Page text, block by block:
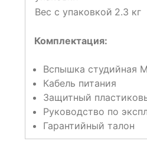
Вес с упаковкой 2.3 кг
Комплектация:
Вспышка студийная
Кабель питания
Защитный
Руководство по
Гарантийный талон